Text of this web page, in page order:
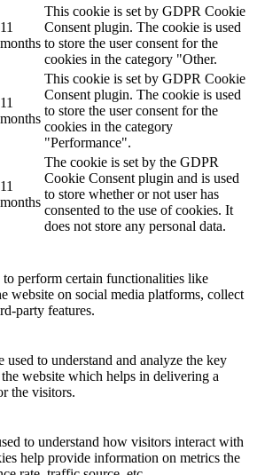
11
months
This cookie is set by GDPR Cookie
Consent plugin. The cookie is used
to store the user consent for the
cookies in the category "Other.
11
months
This cookie is set by GDPR Cookie
Consent plugin. The cookie is used
to store the user consent for the
cookies in the category
"Performance".
11
months
The cookie is set by the GDPR
Cookie Consent plugin and is used
to store whether or not user has
consented to the use of cookies. It
does not store any personal data.
perform certain functionalities like
website on social media platforms, collect
party features.
used to understand and analyze the key
website which helps in delivering a
the visitors.
to understand how visitors interact with
help provide information on metrics the